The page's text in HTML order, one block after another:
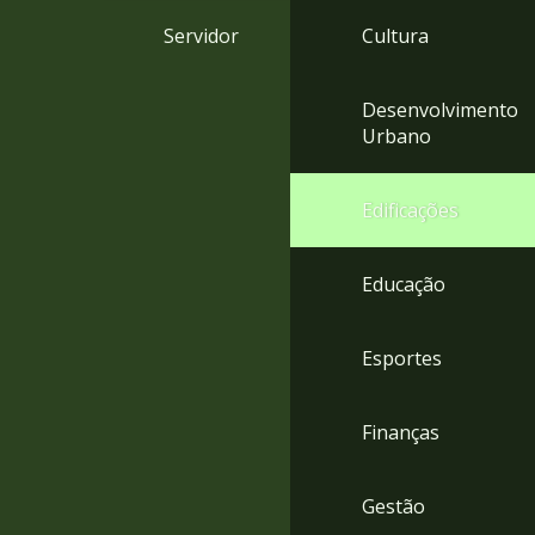
Servidor Cultura
Desenvolvimento
Urbano
Edificações
Educação
Esportes
Finanças
Gestão